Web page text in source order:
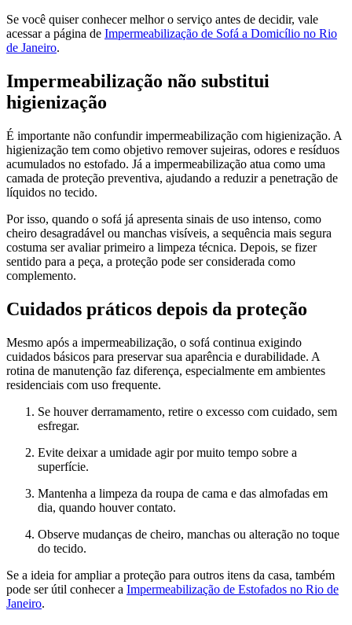
Se você quiser conhecer melhor o serviço antes de decidir, vale
acessar a página de Impermeabilização de Sofá a Domicílio no Rio
de Janeiro.
Impermeabilização não substitui
higienização
É importante não confundir impermeabilização com higienização. A
higienização tem como objetivo remover sujeiras, odores e resíduos
acumulados no estofado. Já a impermeabilização atua como uma
camada de proteção preventiva, ajudando a reduzir a penetração de
líquidos no tecido.
Por isso, quando o sofá já apresenta sinais de uso intenso, como
cheiro desagradável ou manchas visíveis, a sequência mais segura
costuma ser avaliar primeiro a limpeza técnica. Depois, se fizer
sentido para a peça, a proteção pode ser considerada como
complemento.
Cuidados práticos depois da proteção
Mesmo após a impermeabilização, o sofá continua exigindo
cuidados básicos para preservar sua aparência e durabilidade. A
rotina de manutenção faz diferença, especialmente em ambientes
residenciais com uso frequente.
Se houver derramamento, retire o excesso com cuidado, sem
esfregar.
Evite deixar a umidade agir por muito tempo sobre a
superfície.
Mantenha a limpeza da roupa de cama e das almofadas em
dia, quando houver contato.
Observe mudanças de cheiro, manchas ou alteração no toque
do tecido.
Se a ideia for ampliar a proteção para outros itens da casa, também
pode ser útil conhecer a Impermeabilização de Estofados no Rio de
Janeiro.